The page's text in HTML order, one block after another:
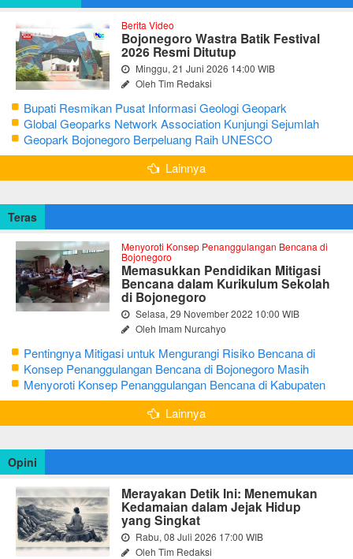
Berita Video
Bojonegoro Wastra Batik Festival
2026 Resmi Ditutup
Minggu, 21 Juni 2026 14:00 WIB
Oleh Tim Redaksi
Bupati Resmikan Pusat Informasi Geologi Geopark
Bojonegoro
Global Geoparks Network Association Kunjungi Sejumlah
Geosite di Bojonegoro
Geopark Bojonegoro Berpeluang Raih UNESCO
Global Geopark
Lainnya
Teras
Menyoroti Konsep Penanggulangan Bencana di
Bojonegoro
Memasukkan Pendidikan Mitigasi
Bencana dalam Kurikulum Sekolah
di Bojonegoro
Selasa, 29 November 2022 10:00 WIB
Oleh Imam Nurcahyo
Pentingnya Mitigasi untuk Mengurangi Risiko Bencana di
Bojonegoro
Konsep Penanggulangan Bencana di Bojonegoro Masih
Mengutamakan Tanggap Darurat
Menyoroti Konsep Penanggulangan Bencana di Kabupaten
Bojonegoro
Lainnya
Opini
Merayakan Detik Ini: Menemukan
Kedamaian dalam Jejak Hidup
yang Singkat
Rabu, 08 Juli 2026 17:00 WIB
Oleh Tim Redaksi